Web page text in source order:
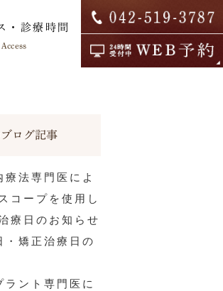
求人情報
・診療時間
Access
ログ記事
法専門医によ
コープを使用し
療日のお知らせ
・矯正治療日の
ラント専門医に